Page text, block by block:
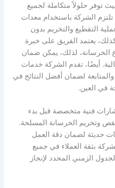
توفر حلولاً متكاملة لجميع
تلتزم الشركة باستخدام معدات
التقطيع والتخريم بدون
كذلك، يعتمد الفريق على خبرة
الخرسانة، لذلك، يمكن ضمان
أيضًا، تقدم الشركة خدمات
لضمان أفضل النتائج في
في العين.
فنية متخصصة قبل بدء
وتخريم الخرسانة المسلحة.
حديثة لضمان دقة العمل
بثقة العملاء في جميع
الزمني المحدد لإنجاز